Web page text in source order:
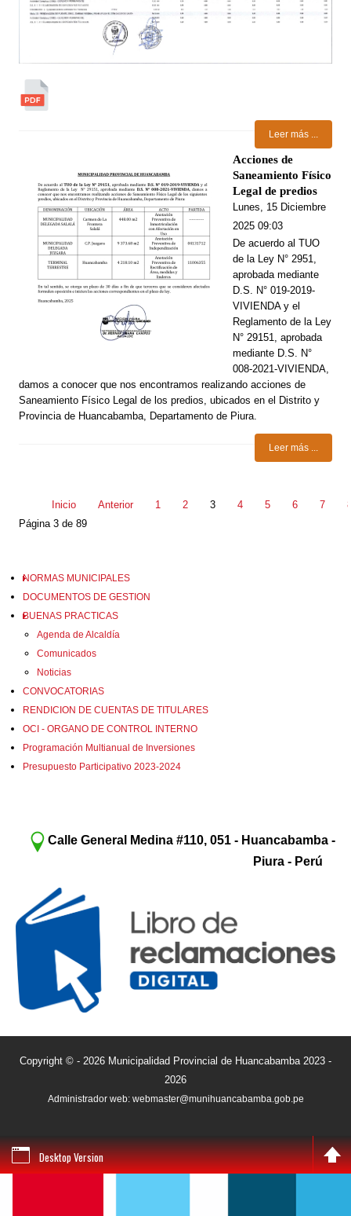
Leer más ...
Acciones de
Saneamiento Físico
Legal de predios
Lunes, 15 Diciembre
2025 09:03
De acuerdo al TUO
de la Ley N° 2951,
aprobada mediante
D.S. N° 019-2019-
VIVIENDA y el
Reglamento de la Ley
N° 29151, aprobada
mediante D.S. N°
008-2021-VIVIENDA,
damos a conocer que nos encontramos realizando acciones de
Saneamiento Físico Legal de los predios, ubicados en el Distrito y
Provincia de Huancabamba, Departamento de Piura.
Leer más ...
Inicio Anterior 1 2 3 4 5 6 7
Página 3 de 89
NORMAS MUNICIPALES
DOCUMENTOS DE GESTION
BUENAS PRACTICAS
Agenda de Alcaldía
Comunicados
Noticias
CONVOCATORIAS
RENDICION DE CUENTAS DE TITULARES
OCI - ORGANO DE CONTROL INTERNO
Programación Multianual de Inversiones
Presupuesto Participativo 2023-2024
Calle General Medina #110, 051 - Huancabamba -
Piura - Perú
Copyright © - 2026 Municipalidad Provincial de Huancabamba 2023 -
2026
Administrador web: webmaster@munihuancabamba.gob.pe
Desktop Version